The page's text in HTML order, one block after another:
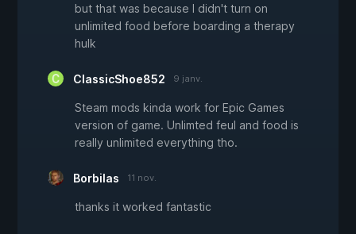
but that was because I didn't turn on
unlimited food before boarding a therapy
hulk
ClassicShoe852 9 janv.
Steam mods kinda work for Epic Games
version of game. Unlimted feul and food is
really unlimited everything tho.
Borbilas 11 nov.
thanks it worked fantastic